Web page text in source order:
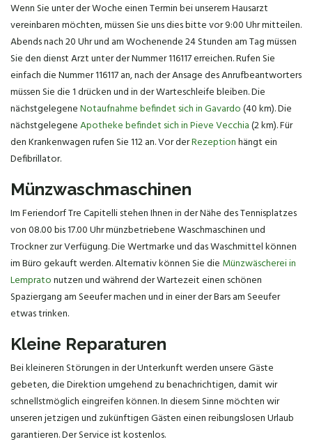
Wenn Sie unter der Woche einen Termin bei unserem Hausarzt
vereinbaren möchten, müssen Sie uns dies bitte vor 9:00 Uhr mitteilen.
Abends nach 20 Uhr und am Wochenende 24 Stunden am Tag müssen
Sie den dienst Arzt unter der Nummer 116117 erreichen. Rufen Sie
einfach die Nummer 116117 an, nach der Ansage des Anrufbeantworters
müssen Sie die 1 drücken und in der Warteschleife bleiben. Die
nächstgelegeneNotaufnahme befindet sich in Gavardo(40 km). Die
nächstgelegeneApotheke befindet sich in Pieve Vecchia(2 km). Für
den Krankenwagen rufen Sie 112 an. Vor derRezeptionhängt ein
Defibrillator.
Münzwaschmaschinen
Im Feriendorf Tre Capitelli stehen Ihnen in der Nähe des Tennisplatzes
von 08.00 bis 17.00 Uhr münzbetriebene Waschmaschinen und
Trockner zur Verfügung. Die Wertmarke und das Waschmittel können
im Büro gekauft werden. Alternativ können Sie die Münzwäscherei in
Lempratonutzen und während der Wartezeit einen schönen
Spaziergang am Seeufer machen und in einer der Bars am Seeufer
etwas trinken.
Kleine Reparaturen
Bei kleineren Störungen in der Unterkunft werden unsere Gäste
gebeten, die Direktion umgehend zu benachrichtigen, damit wir
schnellstmöglich eingreifen können. In diesem Sinne möchten wir
unseren jetzigen und zukünftigen Gästen einen reibungslosen Urlaub
garantieren. Der Service ist kostenlos.